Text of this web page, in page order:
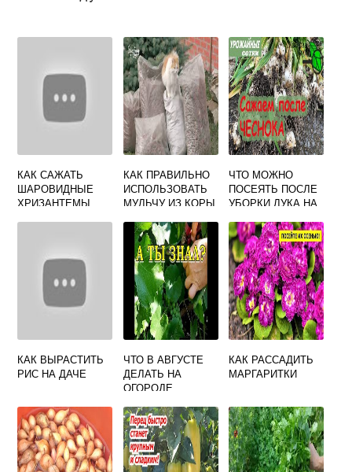
КАК САЖАТЬ
ШАРОВИДНЫЕ
ХРИЗАНТЕМЫ
КАК ПРАВИЛЬНО
ИСПОЛЬЗОВАТЬ
МУЛЬЧУ ИЗ КОРЫ
ЧТО МОЖНО
ПОСЕЯТЬ ПОСЛЕ
УБОРКИ ЛУКА НА
КАК ВЫРАСТИТЬ
РИС НА ДАЧЕ
ЧТО В АВГУСТЕ
ДЕЛАТЬ НА
ОГОРОДЕ
КАК РАССАДИТЬ
МАРГАРИТКИ